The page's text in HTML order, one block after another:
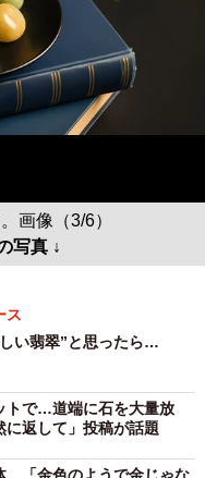
画像（3/6）
写真 ↓
ス
い翡翠”と思ったら…
トで…道端に石を大量放
返して」投稿が話題